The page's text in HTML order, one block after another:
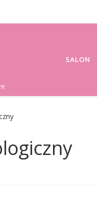
SALON